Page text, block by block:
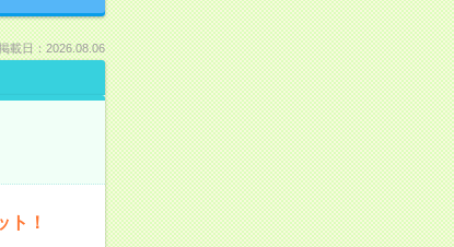
載日：2026.08.06
ト！